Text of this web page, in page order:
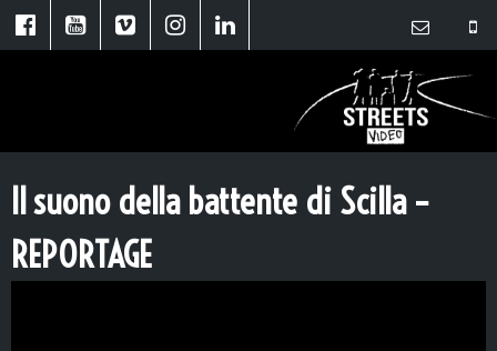
Il suono della battente di Scilla –
REPORTAGE